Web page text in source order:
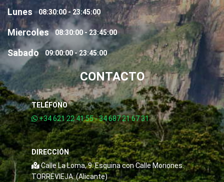
Lunes 08:30:00 - 23:45:00
Miercoles 08:30:00 - 23:45:00
Sabado 09:00:00 - 23:45:00
CONTACTO
TELÉFONO
+34 621 22 41 55 - 34 687 21 67 31
DIRECCIÓN
Calle La Loma, 9. Esquina con Calle Moriones.
TORREVIEJA. (Alicante)